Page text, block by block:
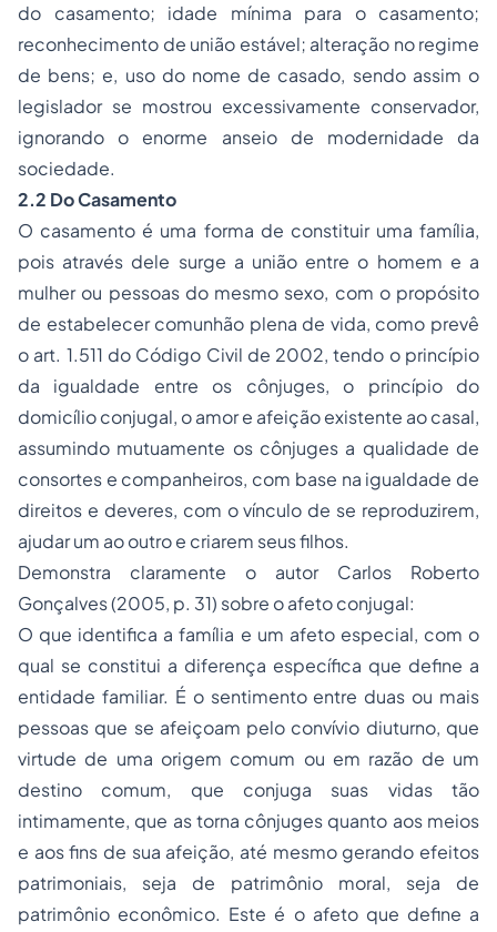
do casamento; idade mínima para o casamento;
reconhecimento de união estável; alteração no regime
de bens; e, uso do nome de casado, sendo assim o
legislador se mostrou excessivamente conservador,
ignorando o enorme anseio de modernidade da
sociedade.
2.2 Do Casamento
O casamento é uma forma de constituir uma família,
pois através dele surge a união entre o homem e a
mulher ou pessoas do mesmo sexo, com o propósito
de estabelecer comunhão plena de vida, como prevê
o art. 1.511 do Código Civil de 2002, tendo o princípio
da igualdade entre os cônjuges, o princípio do
domicílio conjugal, o amor e afeição existente ao casal,
assumindo mutuamente os cônjuges a qualidade de
consortes e companheiros, com base na igualdade de
direitos e deveres, com o vínculo de se reproduzirem,
ajudar um ao outro e criarem seus filhos.
Demonstra claramente o autor Carlos Roberto
Gonçalves (2005, p. 31) sobre o afeto conjugal:
O que identifica a família e um afeto especial, com o
qual se constitui a diferença específica que define a
entidade familiar. É o sentimento entre duas ou mais
pessoas que se afeiçoam pelo convívio diuturno, que
virtude de uma origem comum ou em razão de um
destino comum, que conjuga suas vidas tão
intimamente, que as torna cônjuges quanto aos meios
e aos fins de sua afeição, até mesmo gerando efeitos
patrimoniais, seja de patrimônio moral, seja de
patrimônio econômico. Este é o afeto que define a